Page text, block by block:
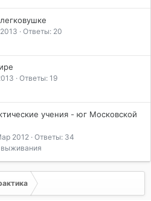
Ответы: 20
Ответы: 19
учения - юг Московской
2012
Ответы: 34
выживания